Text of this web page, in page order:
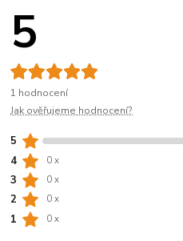
5
1 hodnocení
Jak ověřujeme hodnocení?
5
4 0 x
3 0 x
2 0 x
1 0 x